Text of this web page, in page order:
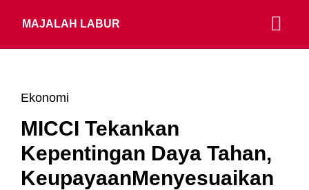
MAJALAH LABUR
Ekonomi
MICCI Tekankan
Kepentingan Daya Tahan,
KeupayaanMenyesuaikan